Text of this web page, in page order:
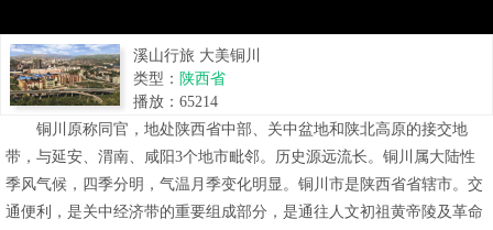
溪山行旅 大美铜川
类型： 陕西省
播放： 65214
铜川原称同官，地处陕西省中部、关中盆地和陕北高原的接交地
带，与延安、渭南、咸阳3个地市毗邻。历史源远流长。铜川属大陆性
季风气候，四季分明，气温月季变化明显。铜川市是陕西省省辖市。交
通便利，是关中经济带的重要组成部分，是通往人文初祖黄帝陵及革命